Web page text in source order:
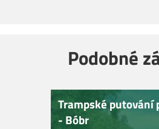
Podobné
Trampské putování
- Bóbr